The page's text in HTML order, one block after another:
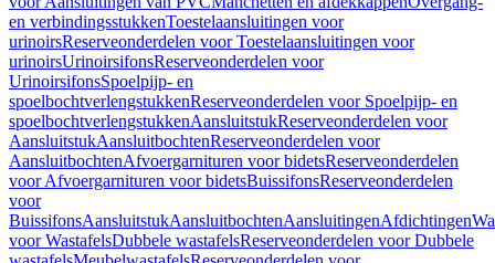
en verbindingsstukkenToestelaansluitingen voor
urinoirsReserveonderdelen voor Toestelaansluitingen voor
urinoirsUrinoirsifonsReserveonderdelen voor
UrinoirsifonsSpoelpijp- en
spoelbochtverlengstukkenReserveonderdelen voor Spoelpijp- en
spoelbochtverlengstukkenAansluitstukReserveonderdelen voor
AansluitstukAansluitbochtenReserveonderdelen voor
AansluitbochtenAfvoergarnituren voor bidetsReserveonderdelen
voor Afvoergarnituren voor bidetsBuissifonsReserveonderdelen
voor
BuissifonsAansluitstukAansluitbochtenAansluitingenAfdichtingen
voor WastafelsDubbele wastafelsReserveonderdelen voor Dubbele